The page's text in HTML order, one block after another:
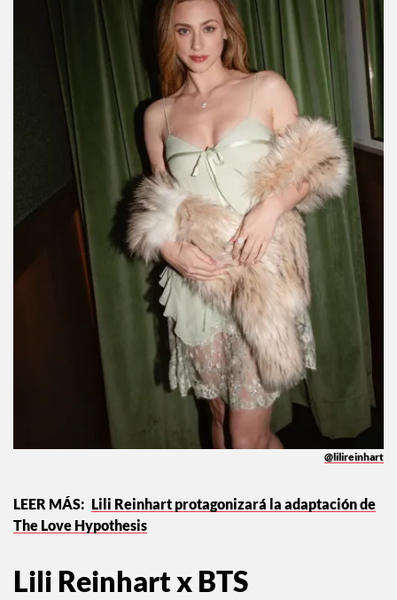
@lilireinhart
Lili Reinhart protagonizará la adaptación de
The Love Hypothesis
Lili Reinhart x BTS